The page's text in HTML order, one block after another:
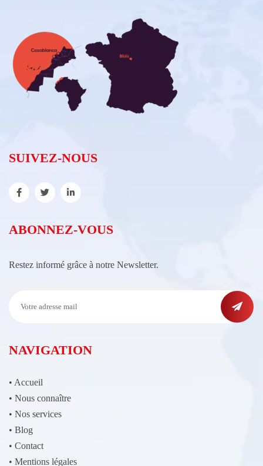
SUIVEZ-NOUS
ABONNEZ-VOUS
Restez informé grâce à notre Newsletter.
NAVIGATION
• Accueil
• Nous connaître
• Nos services
• Blog
• Contact
• Mentions légales